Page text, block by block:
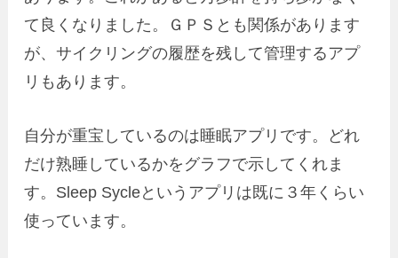
て良くなりました。ＧＰＳとも関係があります
が、サイクリングの履歴を残して管理するアプ
リもあります。
自分が重宝しているのは睡眠アプリです。どれ
だけ熟睡しているかをグラフで示してくれま
す。Sleep Sycleというアプリは既に３年くらい
使っています。